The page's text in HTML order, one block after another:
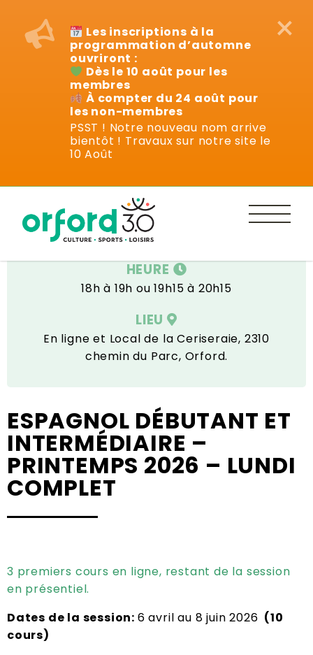
×
Les inscriptions à la
programmation d’automne
ouvriront :
Dès le 10 août pour les
membres
À compter du 24 août pour
les non-membres
PSST ! Notre nouveau nom arrive
bientôt ! Travaux sur notre site le
10 Août
DATE
6 avril au 8 juin
HEURE
18h à 19h ou 19h15 à 20h15
LIEU
En ligne et Local de la Ceriseraie, 2310
chemin du Parc, Orford.
ESPAGNOL DÉBUTANT ET
INTERMÉDIAIRE –
PRINTEMPS 2026 – LUNDI
COMPLET
3 premiers cours en ligne, restant de la session
en présentiel.
Dates de la session: 6 avril au 8 juin 2026 (10
cours)